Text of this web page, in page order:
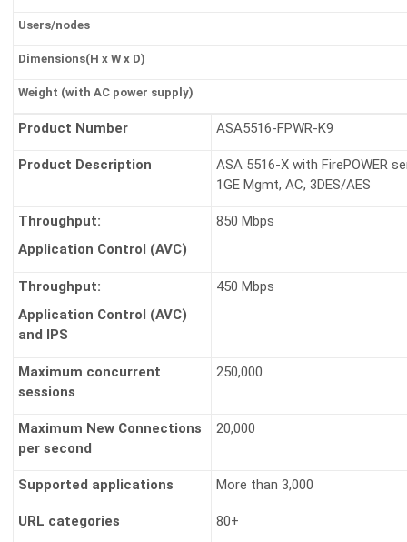
Users/nodes
Dimensions(H x W x D)
Weight (with AC power supply)
Product Number ASA5516-FPWR-K9
Product Description
ASA 5516-X with FirePOWER
1GE Mgmt, AC, 3DES/AES
Throughput:
Application Control (AVC)
850 Mbps
Throughput:
Application Control (AVC)
and IPS
450 Mbps
Maximum concurrent
sessions
250,000
Maximum New Connections
per second
20,000
Supported applications More than 3,000
URL categories 80+